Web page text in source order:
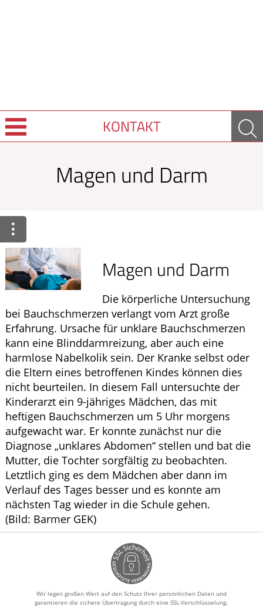
KONTAKT
Leistungen
Ratgeber
Krankheiten & Therapie
ELTERN UND KIND
GESUND IM ALTER
Magen und Darm
Magen und Darm
Die körperliche Untersuchung
bei Bauchschmerzen verlangt vom Arzt große
Erfahrung. Ursache für unklare Bauchschmerzen
kann eine Blinddarmreizung, aber auch eine
harmlose Nabelkolik sein. Der Kranke selbst oder
die Eltern eines betroffenen Kindes können dies
nicht beurteilen. In diesem Fall untersuchte der
Kinderarzt ein 9-jähriges Mädchen, das mit
heftigen Bauchschmerzen um 5 Uhr morgens
aufgewacht war. Er konnte zunächst nur die
Diagnose „unklares Abdomen“ stellen und bat die
Mutter, die Tochter sorgfältig zu beobachten.
Letztlich ging es dem Mädchen aber dann im
Verlauf des Tages besser und es konnte am
nächsten Tag wieder in die Schule gehen.
(Bild: Barmer GEK)
Wir legen großen Wert auf den Schutz Ihrer persönlichen Daten und
garantieren die sichere Übertragung durch eine SSL-Verschlüsselung.